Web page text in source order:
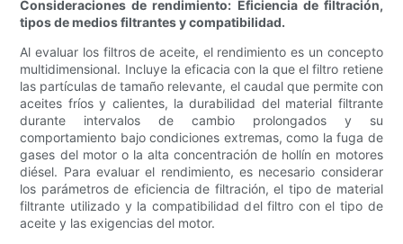
Consideraciones de rendimiento: Eficiencia de filtración,
tipos de medios filtrantes y compatibilidad.
Al evaluar los filtros de aceite, el rendimiento es un concepto
multidimensional. Incluye la eficacia con la que el filtro retiene
las partículas de tamaño relevante, el caudal que permite con
aceites fríos y calientes, la durabilidad del material filtrante
durante intervalos de cambio prolongados y su
comportamiento bajo condiciones extremas, como la fuga de
gases del motor o la alta concentración de hollín en motores
diésel. Para evaluar el rendimiento, es necesario considerar
los parámetros de eficiencia de filtración, el tipo de material
filtrante utilizado y la compatibilidad del filtro con el tipo de
aceite y las exigencias del motor.